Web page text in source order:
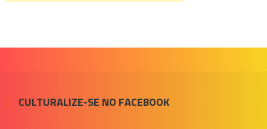
CULTURALIZE-SE NO FACEBOOK